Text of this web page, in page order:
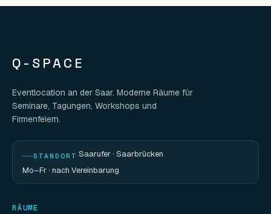
Q-SPACE
Eventlocation an der Saar. Moderne Räume für
Seminare, Tagungen, Workshops und
Firmenfeiern.
STANDORT Saarufer · Saarbrücken
Mo–Fr · nach Vereinbarung
RÄUME